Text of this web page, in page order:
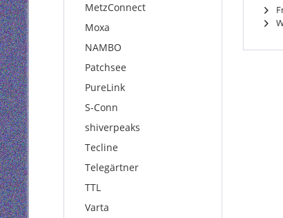
MetzConnect
Moxa
NAMBO
Patchsee
PureLink
S-Conn
shiverpeaks
Tecline
Telegärtner
TTL
Varta